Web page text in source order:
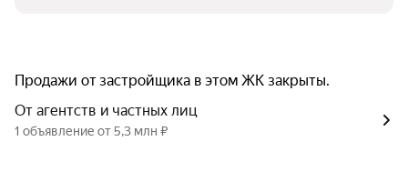
Продажи от застройщика в этом ЖК закрыты.
От агентств и частных лиц
1 объявление от 5,3 млн ₽